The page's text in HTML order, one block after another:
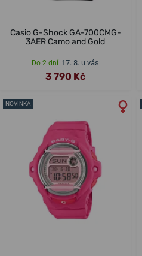
Casio G-Shock GA-700CMG-
3AER Camo and Gold
Do 2 dní 17. 8. u vás
3 790 Kč
NOVINKA